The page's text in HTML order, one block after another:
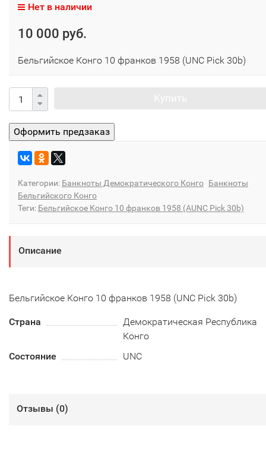
Нет в наличии
10 000 руб.
Бельгийское Конго 10 франков 1958 (UNC Pick 30b)
Категории: Банкноты Демократического Конго Банкноты
Бельгийского Конго
Теги: Бельгийское Конго 10 франков 1958 (AUNC Pick 30b)
Описание
Бельгийское Конго 10 франков 1958 (UNC Pick 30b)
Страна
Демократическая Республика
Конго
Состояние
UNC
Отзывы (0)